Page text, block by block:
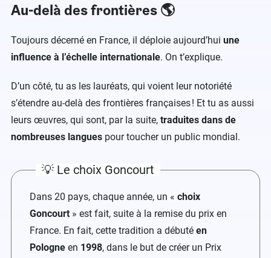
Au-delà des frontières 🌎
Toujours décerné en France, il déploie aujourd’hui une
influence à l’échelle internationale. On t’explique.
D’un côté, tu as les lauréats, qui voient leur notoriété
s’étendre au-delà des frontières françaises ! Et tu as aussi
leurs œuvres, qui sont, par la suite, traduites dans de
nombreuses langues pour toucher un public mondial.
💡 Le choix Goncourt
Dans 20 pays, chaque année, un « choix
Goncourt » est fait, suite à la remise du prix en
France. En fait, cette tradition a débuté en
Pologne en 1998, dans le but de créer un Prix